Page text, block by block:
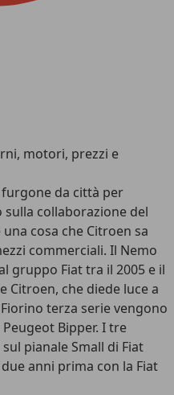
motori, prezzi e
da città per
sulla collaborazione del
una cosa che Citroen sa
commerciali. Il Nemo
gruppo Fiat tra il 2005 e il
Citroen, che diede luce a
terza serie vengono
Bipper. I tre
pianale Small di Fiat
anni prima con la Fiat